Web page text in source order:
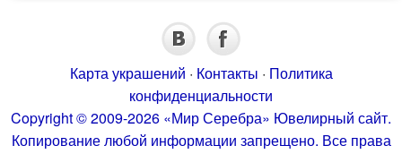
Карта украшений · Контакты · Политика
конфиденциальности
Copyright © 2009-2026 «Мир Серебра» Ювелирный сайт.
Копирование любой информации запрещено. Все права